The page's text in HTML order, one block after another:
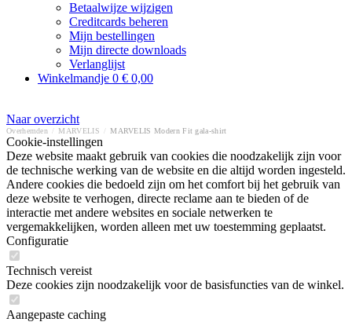
Betaalwijze wijzigen
Creditcards beheren
Mijn bestellingen
Mijn directe downloads
Verlanglijst
Winkelmandje 0 € 0,00
Naar overzicht
Overhemden MARVELIS MARVELIS Modern Fit gala-shirt
Cookie-instellingen
Deze website maakt gebruik van cookies die noodzakelijk zijn voor
de technische werking van de website en die altijd worden ingesteld.
Andere cookies die bedoeld zijn om het comfort bij het gebruik van
deze website te verhogen, directe reclame aan te bieden of de
interactie met andere websites en sociale netwerken te
vergemakkelijken, worden alleen met uw toestemming geplaatst.
Configuratie
Technisch vereist
Deze cookies zijn noodzakelijk voor de basisfuncties van de winkel.
Aangepaste caching